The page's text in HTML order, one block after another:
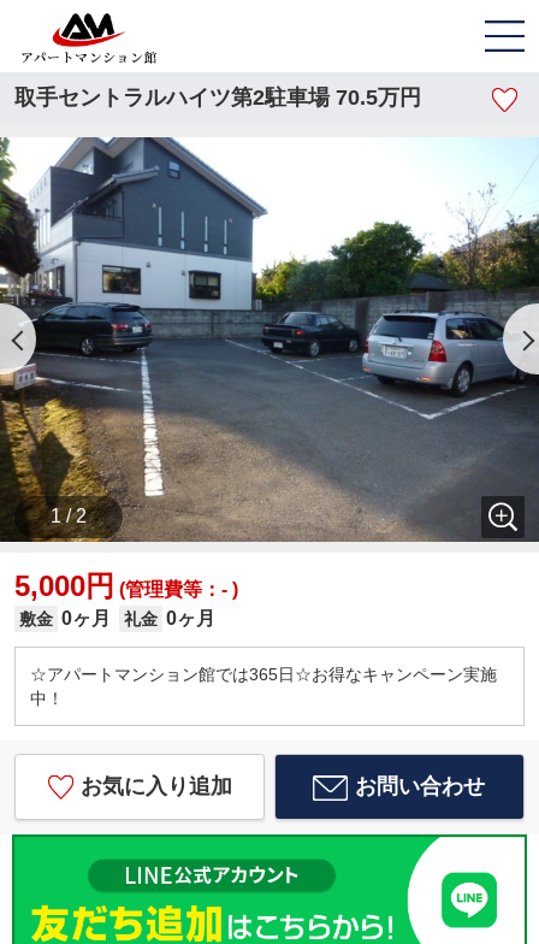
取手セントラルハイツ第2駐車場 70.5万円
1 / 2
5,000円 (管理費等：- )
敷金 0ヶ月 礼金 0ヶ月
☆アパートマンション館では365日☆お得なキャンペーン実施
中！
お気に入り追加 お問い合わせ